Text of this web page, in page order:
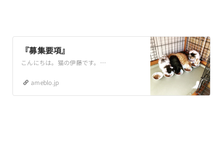
『募集要項』
こんにちは。猫の伊藤です。こちらにも募集要項を載せておきます。猫の里親さんになりたい方はご一読のうえお申し込みください。*この子達を家族に迎えていただけると、…
ameblo.jp